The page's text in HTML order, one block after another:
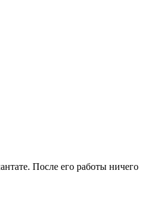
После его работы